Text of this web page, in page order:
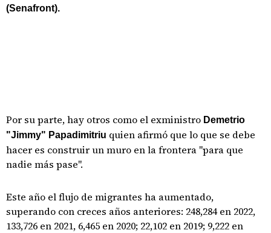
(Senafront).
Por su parte, hay otros como el exministro Demetrio
"Jimmy" Papadimitriu quien afirmó que lo que se debe
hacer es construir un muro en la frontera "para que
nadie más pase".
Este año el flujo de migrantes ha aumentado,
superando con creces años anteriores: 248,284 en 2022,
133,726 en 2021, 6,465 en 2020; 22,102 en 2019; 9,222 en